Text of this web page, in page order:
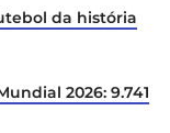
da história
2026: 9.741